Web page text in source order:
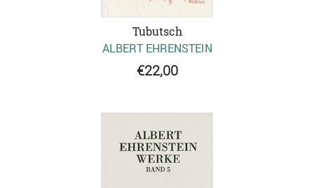
Tubutsch
ALBERT EHRENSTEIN
€22,00